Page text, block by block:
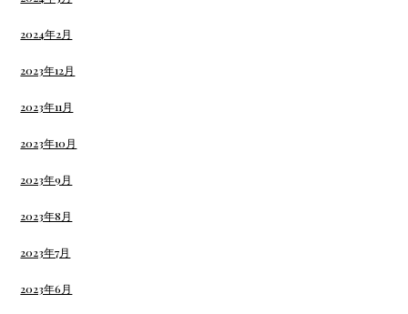
2024年2月
2023年12月
2023年11月
2023年10月
2023年9月
2023年8月
2023年7月
2023年6月